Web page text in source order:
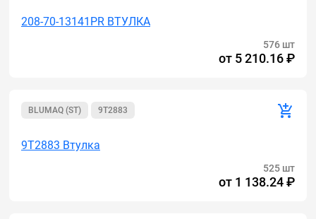
208-70-13141PR ВТУЛКА
576 шт
от 5 210.16 ₽
BLUMAQ (ST) 9T2883
9T2883 Втулка
525 шт
от 1 138.24 ₽